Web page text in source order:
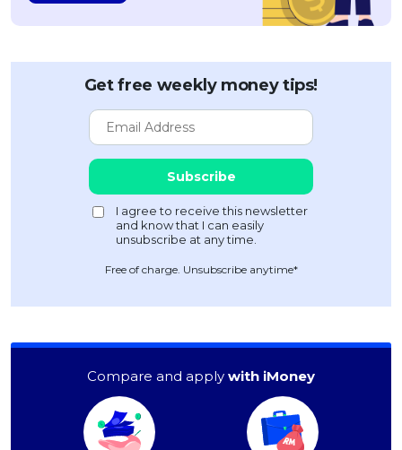
Get free weekly money tips!
Free of charge. Unsubscribe anytime*
Compare and apply with iMoney